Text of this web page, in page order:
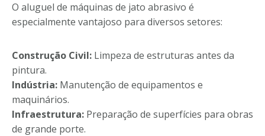
O aluguel de máquinas de jato abrasivo é
especialmente vantajoso para diversos setores:
Construção Civil: Limpeza de estruturas antes da
pintura.
Indústria: Manutenção de equipamentos e
maquinários.
Infraestrutura: Preparação de superfícies para obras
de grande porte.